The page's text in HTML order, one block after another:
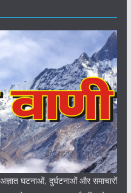
घटनाओं, दुर्घटनाओं और समाचारों